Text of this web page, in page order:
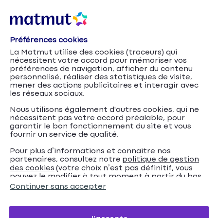
Accueil Assurance Camping-car Conseils
Matmut et
park4night au service des utilisateurs de camping-
car
Préférences cookies
La Matmut utilise des cookies (traceurs) qui
nécessitent votre accord pour mémoriser vos
préférences de navigation, afficher du contenu
personnalisé, réaliser des statistiques de visite,
mener des actions publicitaires et interagir avec
les réseaux sociaux.
Nous utilisons également d'autres cookies, qui ne
nécessitent pas votre accord préalable, pour
garantir le bon fonctionnement du site et vous
fournir un service de qualité.
Pour plus d’informations et connaitre nos
partenaires, consultez notre politique de gestion
des cookies (votre choix n’est pas définitif, vous
pouvez le modifier à tout moment à partir du bas
de page de notre site).
Continuer sans accepter